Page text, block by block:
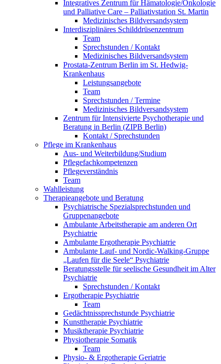
Integratives Zentrum für Hämatologie/Onkologie
und Palliative Care – Palliativstation St. Martin
Medizinisches Bildversandsystem
Interdisziplinäres Schilddrüsenzentrum
Team
Sprechstunden / Kontakt
Medizinisches Bildversandsystem
Prostata-Zentrum Berlin im St. Hedwig-
Krankenhaus
Leistungsangebote
Team
Sprechstunden / Termine
Medizinisches Bildversandsystem
Zentrum für Intensivierte Psychotherapie und
Beratung in Berlin (ZIPB Berlin)
Kontakt / Sprechstunden
Pflege im Krankenhaus
Aus- und Weiterbildung/Studium
Pflegefachkompetenzen
Pflegeverständnis
Team
Wahlleistung
Therapieangebote und Beratung
Psychiatrische Spezialsprechstunden und
Gruppenangebote
Ambulante Arbeitstherapie am anderen Ort
Psychiatrie
Ambulante Ergotherapie Psychiatrie
Ambulante Lauf- und Nordic-Walking-Gruppe
„Laufen für die Seele“ Psychiatrie
Beratungsstelle für seelische Gesundheit im Alter
Psychiatrie
Sprechstunden / Kontakt
Ergotherapie Psychiatrie
Team
Gedächtnissprechstunde Psychiatrie
Kunsttherapie Psychiatrie
Musiktherapie Psychiatrie
Physiotherapie Somatik
Team
Physio- & Ergotherapie Geriatrie